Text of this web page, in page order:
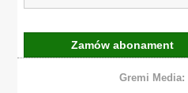
Zamów abonament
Gremi Media: